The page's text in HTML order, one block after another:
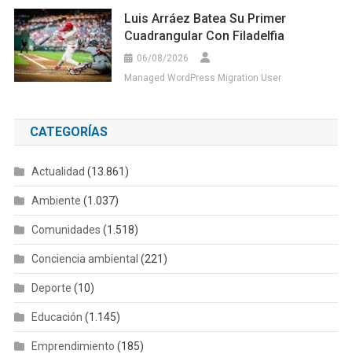
Luis Arráez Batea Su Primer
Cuadrangular Con Filadelfia
06/08/2026
Managed WordPress Migration User
CATEGORÍAS
Actualidad (13.861)
Ambiente (1.037)
Comunidades (1.518)
Conciencia ambiental (221)
Deporte (10)
Educación (1.145)
Emprendimiento (185)